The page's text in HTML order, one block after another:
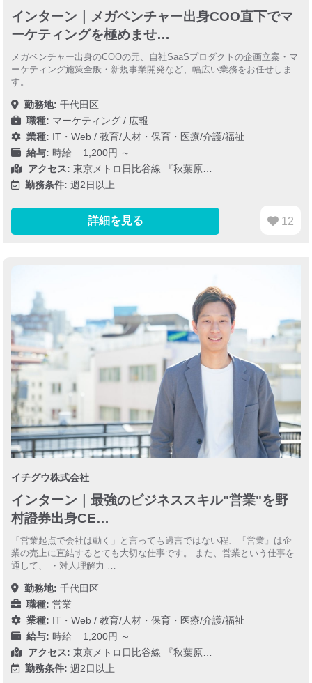
インターン｜メガベンチャー出身COO直下でマ
ーケティングを極めませ…
メガベンチャー出身のCOOの元、自社SaaSプロダクトの企画立案・マ
ーケティング施策全般・新規事業開発など、幅広い業務をお任せしま
す。
勤務地: 千代田区
職種: マーケティング / 広報
業種: IT・Web /教育/人材・保育・医療/介護/福祉
給与: 時給 1,200円 ～
アクセス: 東京メトロ日比谷線 『秋葉原…
勤務条件: 週2日以上
詳細を見る 12
イチグウ株式会社
インターン｜最強のビジネススキル"営業"を野
村證券出身CE…
「営業起点で会社は動く」と言っても過言ではない程、『営業』は企
業の売上に直結するとても大切な仕事です。 また、営業という仕事を
通して、 ・対人理解力 …
勤務地: 千代田区
職種: 営業
業種: IT・Web /教育/人材・保育・医療/介護/福祉
給与: 時給 1,200円 ～
アクセス: 東京メトロ日比谷線 『秋葉原…
勤務条件: 週2日以上